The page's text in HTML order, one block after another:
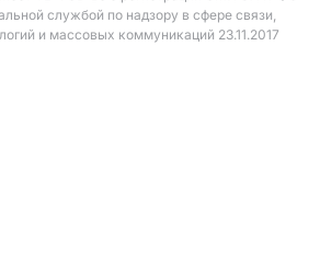
службой по надзору в сфере связи,
и массовых коммуникаций 23.11.2017